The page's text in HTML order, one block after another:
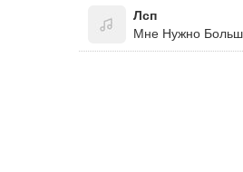
Лсп
Мне Нужно